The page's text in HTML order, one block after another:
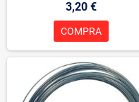
3,20 €
COMPRA